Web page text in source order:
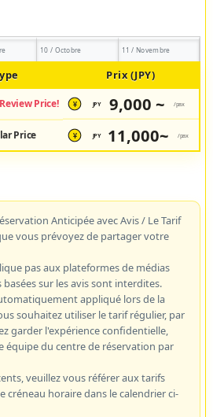
10 / Octobre 11 / Novembre
Prix (JPY)
Price! ¥ JPY 9,000 ~ /pax
Price ¥ JPY 11,000~ /pax
Anticipée avec Avis / Le Tarif
vous prévoyez de partager votre
pas aux plateformes de médias
sur les avis sont interdites.
appliqué lors de la
souhaitez utiliser le tarif régulier, par
garder l'expérience confidentielle,
équipe du centre de réservation par
veuillez vous référer aux tarifs
créneau horaire dans le calendrier ci-